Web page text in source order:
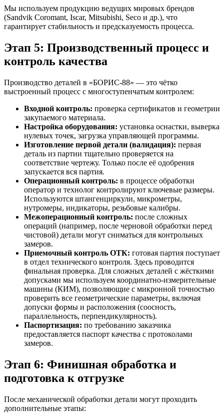
Мы используем продукцию ведущих мировых брендов
(Sandvik Coromant, Iscar, Mitsubishi, Seco и др.), что
гарантирует стабильность и предсказуемость процесса.
Этап 5: Производственный процесс и
контроль качества
Производство деталей в «БОРИС-88» — это чётко
выстроенный процесс с многоступенчатым контролем:
Входной контроль: проверка сертификатов и геометрии
закупаемого материала.
Настройка оборудования: установка оснастки, выверка
нулевых точек, загрузка управляющей программы.
Изготовление первой детали (валидация): первая
деталь из партии тщательно проверяется на
соответствие чертежу. Только после её одобрения
запускается вся партия.
Операционный контроль: в процессе обработки
оператор и технолог контролируют ключевые размеры.
Используются штангенциркули, микрометры,
нутромеры, индикаторы, резьбовые калибры.
Межоперационный контроль: после сложных
операций (например, после черновой обработки перед
чистовой) детали могут сниматься для контрольных
замеров.
Приемочный контроль ОТК: готовая партия поступает
в отдел технического контроля. Здесь проводится
финальная проверка. Для сложных деталей с жёсткими
допусками мы используем координатно-измерительные
машины (КИМ), позволяющие с микронной точностью
проверить все геометрические параметры, включая
допуски формы и расположения (соосность,
параллельность, перпендикулярность).
Паспортизация: по требованию заказчика
предоставляется паспорт качества с протоколами
замеров.
Этап 6: Финишная обработка и
подготовка к отгрузке
После механической обработки детали могут проходить
дополнительные этапы: